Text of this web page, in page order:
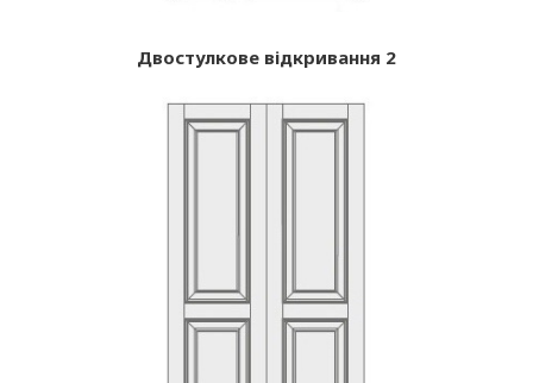
Двостулкове відкривання 2